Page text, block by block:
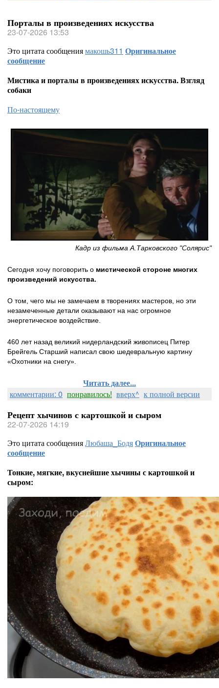
Порталы в произведениях искусства
23-07-2026 13:53
Это цитата сообщениямакошь311 Оригинальное
сообщение
Мистика и порталы в произведениях искусства. Взгляд
собаки
По-настоящему
Кадр из фильма А.Тарковского "Солярис"
Сегодня хочу поговорить о мистической стороне многих
произведений искусства.
О том, чего мы не замечаем в творениях мастеров, но эти
незамеченные детали оказывают на нас огромное
энергетическое воздействие.
460 лет назад великий нидерландский живописец Питер
Брейгель Старший написал свою шедевральную картину
«Охотники на снегу».
Читать далее...
комментарии: 0 понравилось! вверх^ к полной версии
Рецепт хычинов с картошкой и сыром
22-07-2026 14:19
Это цитата сообщенияЛюбаша_БодяОригинальное
сообщение
Тонкие, мягкие, вкуснейшие хычины с картошкой и
сыром: